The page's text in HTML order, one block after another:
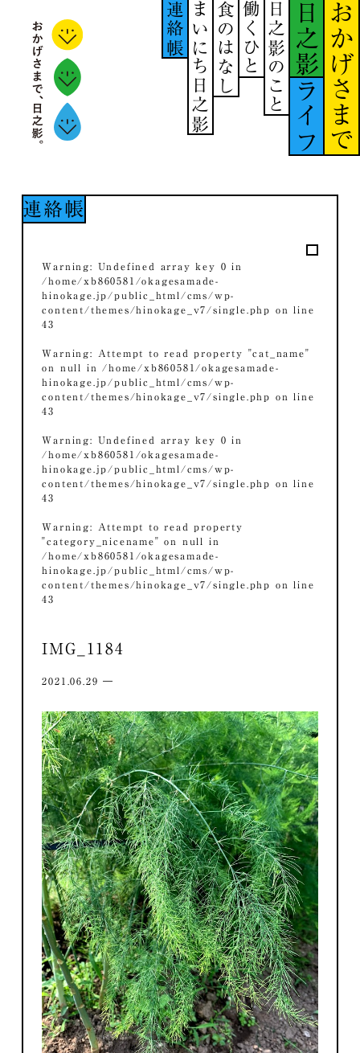
おかげさまで
日之影
ライフ
日之影のこと
働くひと
食のはなし
まいにち日之影
連絡帳
連絡帳
Warning: Undefined array key 0 in
/home/xb860581/okagesamade-
hinokage.jp/public_html/cms/wp-
content/themes/hinokage_v7/single.php
on line
43
Warning: Attempt to read property "cat_name"
on null in /home/xb860581/okagesamade-
hinokage.jp/public_html/cms/wp-
content/themes/hinokage_v7/single.php
on line
43
Warning: Undefined array key 0 in
/home/xb860581/okagesamade-
hinokage.jp/public_html/cms/wp-
content/themes/hinokage_v7/single.php
on line
43
Warning: Attempt to read property
"category_nicename" on null in
/home/xb860581/okagesamade-
hinokage.jp/public_html/cms/wp-
content/themes/hinokage_v7/single.php
on line
43
IMG_1184
2021.06.29 ―